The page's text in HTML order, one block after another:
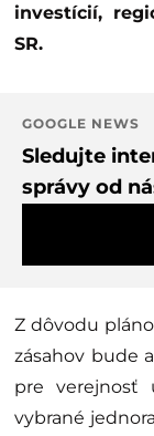
investícií,
SR.
GOOGLE NEWS
Sledujte
správy od
Z dôvodu
zásahov bude
pre verejnosť
vybrané